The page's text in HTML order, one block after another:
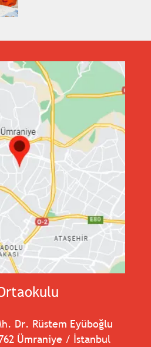
Dr. Rüstem Eyüboğlu
Ümraniye / İstanbul